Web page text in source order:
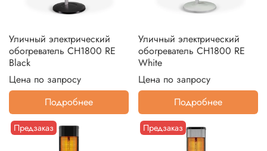
Уличный электрический
обогреватель CH1800 RE
Black
Цена по запросу
Подробнее
Уличный электрический
обогреватель CH1800 RE
White
Цена по запросу
Подробнее
Предзаказ Предзаказ